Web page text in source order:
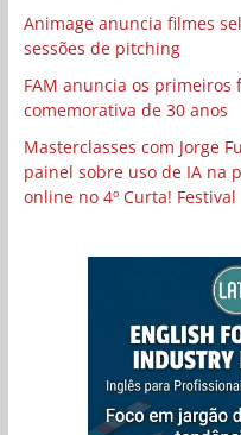
Animage anuncia filmes
sessões de pitching
FAM anuncia os primeiros
comemorativa de 30 anos
Masterclasses com Jorge
painel sobre uso de IA na
online no 4º Curta! Festival